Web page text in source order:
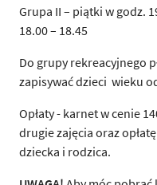
Grupa II – piątki w godz.
18.00 – 18.45
Do grupy rekreacyjnego
zapisywać dzieci wieku
Opłaty - karnet w cenie
drugie zajęcia oraz
dziecka i rodzica.